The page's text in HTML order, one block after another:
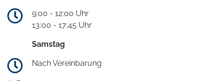
9:00 - 12:00 Uhr
13:00 - 17:45 Uhr
Samstag
Nach Vereinbarung